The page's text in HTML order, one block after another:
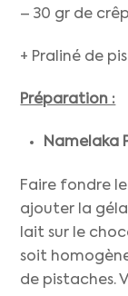
– 30 gr de
+ Praliné de
Préparation :
Namelaka
Faire fondre
ajouter la
lait sur le
soit
de pistaches.